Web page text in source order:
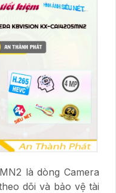
là dòng Camera
dõi và bảo vệ tài